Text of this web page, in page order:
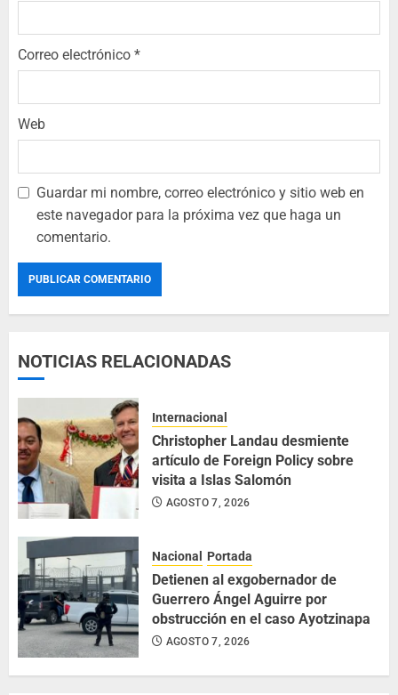
Correo electrónico *
Web
Guardar mi nombre, correo electrónico y sitio web en
este navegador para la próxima vez que haga un
comentario.
NOTICIAS RELACIONADAS
Internacional
Christopher Landau desmiente
artículo de Foreign Policy sobre
visita a Islas Salomón
AGOSTO 7, 2026
Nacional Portada
Detienen al exgobernador de
Guerrero Ángel Aguirre por
obstrucción en el caso Ayotzinapa
AGOSTO 7, 2026